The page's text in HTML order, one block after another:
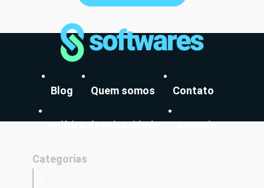
Blog Quem somos Contato
Política de Privacidade Anuncie
Categorias